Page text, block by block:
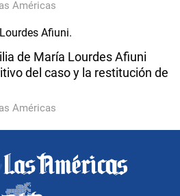
Américas
de María Lourdes Afiuni
del caso y la restitución de
Américas